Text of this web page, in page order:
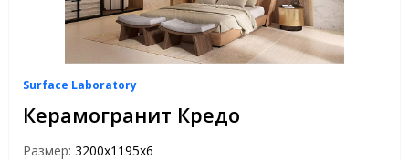
Surface Laboratory
Керамогранит Кредо
Размер: 3200х1195х6